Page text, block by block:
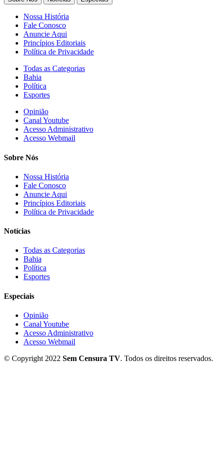
Nossa História
Fale Conosco
Anuncie Aqui
Princípios Editoriais
Política de Privacidade
Todas as Categorias
Bahia
Política
Esportes
Opinião
Canal Youtube
Acesso Administrativo
Acesso Webmail
Sobre Nós
Nossa História
Fale Conosco
Anuncie Aqui
Princípios Editoriais
Política de Privacidade
Notícias
Todas as Categorias
Bahia
Política
Esportes
Especiais
Opinião
Canal Youtube
Acesso Administrativo
Acesso Webmail
© Copyright 2022 Sem Censura TV. Todos os direitos reservados.